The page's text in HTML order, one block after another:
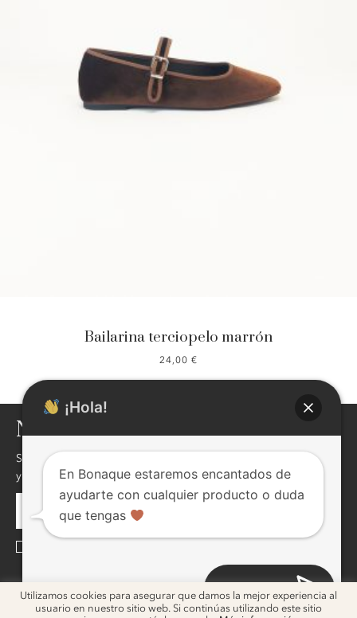
Bailarina terciopelo marrón
24,00 €
NEWSLETTER
Si quieres enterarte de nuestras novedades,descuentos,eventos
y mucho más ! inscribite, seguro te va a interesar !
ig ig
2026 © Bonaque. DiseñoMelon Blanc
Utilizamos cookies para asegurar que damos la mejor experiencia al
usuario en nuestro sitio web. Si continúas utilizando este sitio
Abrir chat
¡Hola!
En Bonaque estaremos encantados de
ayudarte con cualquier producto o duda
que tengas